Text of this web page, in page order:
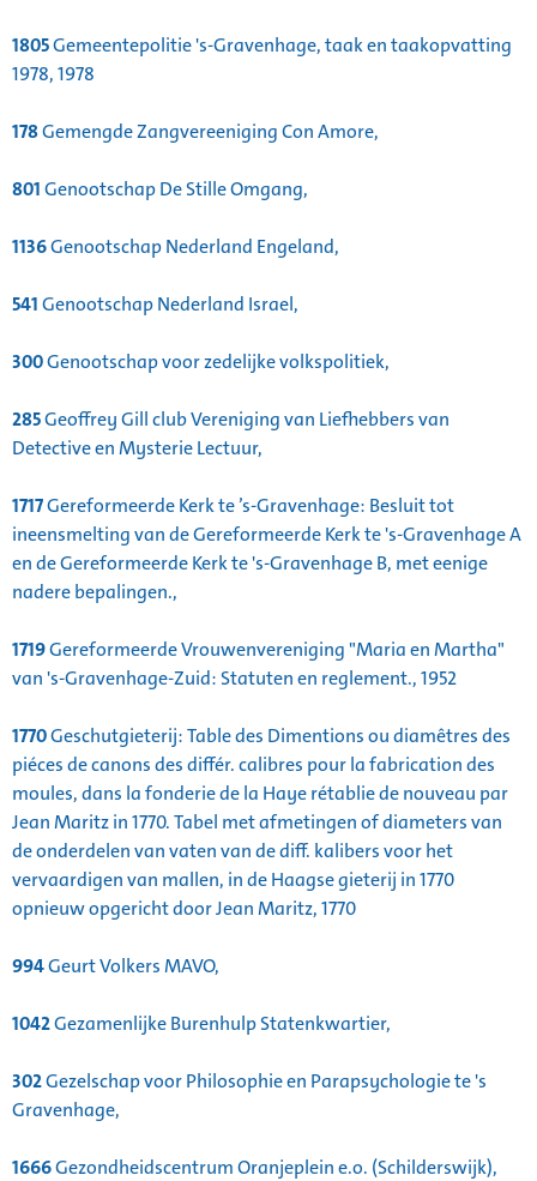
1805Gemeentepolitie 's-Gravenhage, taak en taakopvatting
1978, 1978
178Gemengde Zangvereeniging Con Amore,
801Genootschap De Stille Omgang,
1136Genootschap Nederland Engeland,
541Genootschap Nederland Israel,
300Genootschap voor zedelijke volkspolitiek,
285Geoffrey Gill club Vereniging van Liefhebbers van
Detective en Mysterie Lectuur,
1717Gereformeerde Kerk te ’s-Gravenhage: Besluit tot
ineensmelting van de Gereformeerde Kerk te 's-Gravenhage A
en de Gereformeerde Kerk te 's-Gravenhage B, met eenige
nadere bepalingen.,
1719Gereformeerde Vrouwenvereniging "Maria en Martha"
van 's-Gravenhage-Zuid: Statuten en reglement., 1952
1770Geschutgieterij: Table des Dimentions ou diamêtres des
piéces de canons des différ. calibres pour la fabrication des
moules, dans la fonderie de la Haye rétablie de nouveau par
Jean Maritz in 1770. Tabel met afmetingen of diameters van
de onderdelen van vaten van de diff. kalibers voor het
vervaardigen van mallen, in de Haagse gieterij in 1770
opnieuw opgericht door Jean Maritz, 1770
994Geurt Volkers MAVO,
1042Gezamenlijke Burenhulp Statenkwartier,
302Gezelschap voor Philosophie en Parapsychologie te 's
Gravenhage,
1666Gezondheidscentrum Oranjeplein e.o. (Schilderswijk),